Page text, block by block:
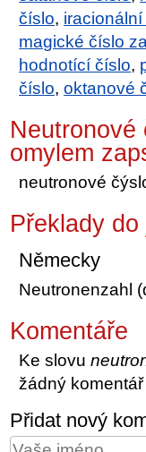
číslo,
magické číslo
hodnotící číslo,
číslo,oktanové
omylem
neutronové
Překlady
Německy
Neutronenzahl
Komentáře
Ke slovu
žádný komentář
Přidat nový